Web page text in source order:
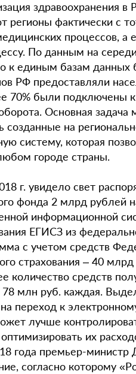
здравоохранения в
регионы фактически с
процессов, а
По данным на
к единым базам данных
РФ предоставляли
70% были подключены
Основная
созданные на
систему, которая
городе страны.
г. увидело свет
фонда 2 млрд рублей
информационной
ЕГИСЗ из
с учетом средств
страхования – 40 млрд
количество средств
млн руб. каждая.
переход к
лучше
их
года премьер-
согласно которому